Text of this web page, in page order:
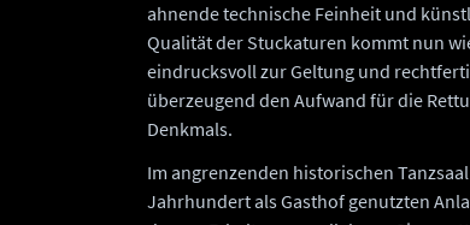
ahnende technische Feinheit und
Qualität der Stuckaturen kommt nun
eindrucksvoll zur Geltung und
überzeugend den Aufwand für die
Denkmals.
Im angrenzenden historischen
Jahrhundert als Gasthof genutzten